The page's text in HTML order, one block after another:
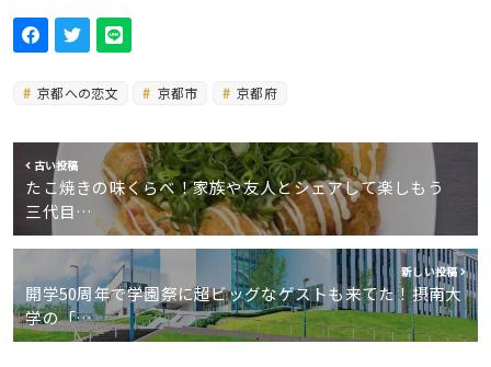
京都への恋文 京都市 京都府
古い投稿
たこ焼きの味くらべ！家族や友人とシェアして楽しもう
三代目…
新しい投稿
開学50周年で学園祭に超ビッグなゲストも来てた！摂南大
学の「…